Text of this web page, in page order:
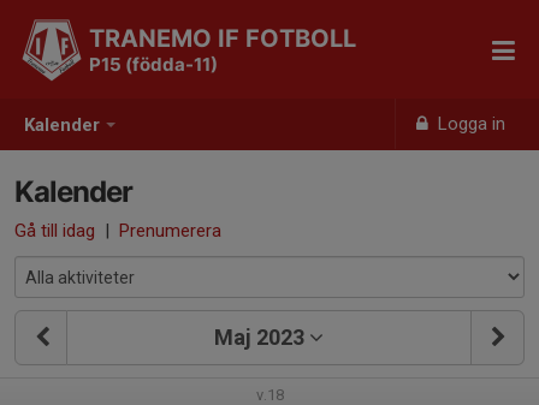
Kalender Logga in
TRANEMO IF FOTBOLL
P15 (födda-11)
Kalender
Gå till idag | Prenumerera
Maj 2023
v.18